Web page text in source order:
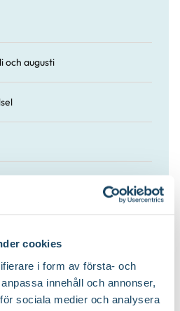
cookies
i form av första- och
innehåll och annonser,
sociala medier och analysera
och augusti